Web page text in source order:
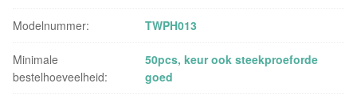
Modelnummer: TWPH013
Minimale
bestelhoeveelheid:
50pcs, keur ook steekproeforde
goed